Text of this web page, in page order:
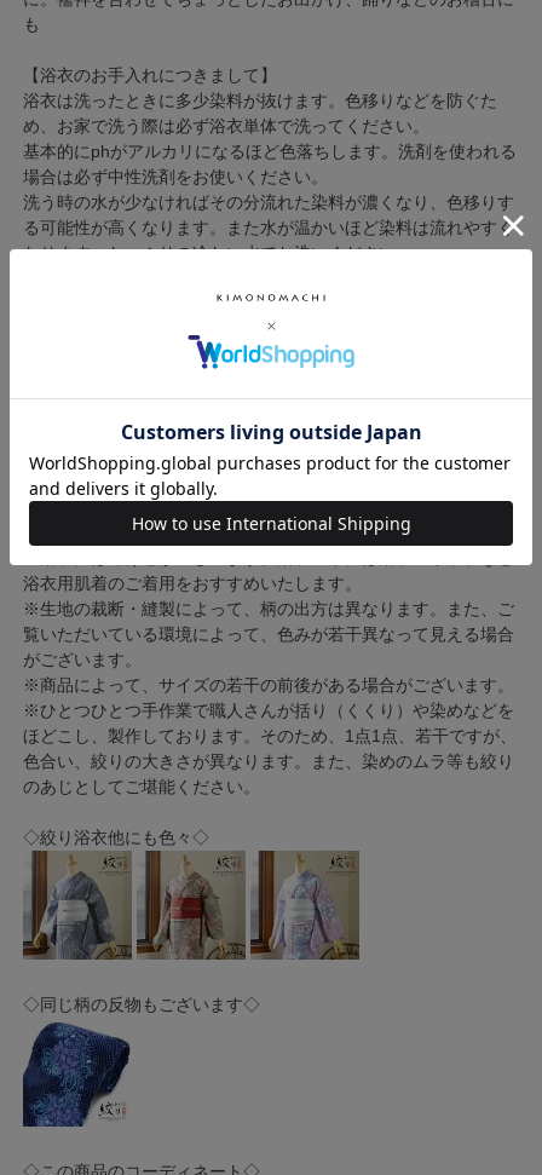
も
【浴衣のお手入れにつきまして】
浴衣は洗ったときに多少染料が抜けます。色移りなどを防ぐた
め、お家で洗う際は必ず浴衣単体で洗ってください。
基本的にphがアルカリになるほど色落ちします。洗剤を使われる
場合は必ず中性洗剤をお使いください。
洗う時の水が少なければその分流れた染料が濃くなり、色移りす
る可能性が高くなります。また水が温かいほど染料は流れやすく
なります。たっぷりの冷たい水でお洗いください。
らにバスタオルではさみ、くるくると丸めていきます。干す時は
物干し竿などに両袖を通し、ピンと張った状態で乾かすのがベス
乾かしてください。
アイロンは半乾きのうちにかけるのがコツです。
※商品の色味につきまして、実物に近づけるよう画像処理をして
おりますがお客様のモニターによって差異が生じます。あらかじ
めご了承ください。
浴衣用肌着のご着用をおすすめいたします。
※生地の裁断・縫製によって、柄の出方は異なります。また、ご
覧いただいている環境によって、色みが若干異なって見える場合
がございます。
※商品によって、サイズの若干の前後がある場合がございます。
※ひとつひとつ手作業で職人さんが括り（くくり）や染めなどを
ほどこし、製作しております。そのため、1点1点、若干ですが、
色合い、絞りの大きさが異なります。また、染めのムラ等も絞り
のあじとしてご堪能ください。
◇絞り浴衣他にも色々◇
◇同じ柄の反物もございます◇
◇この商品のコーディネート◇